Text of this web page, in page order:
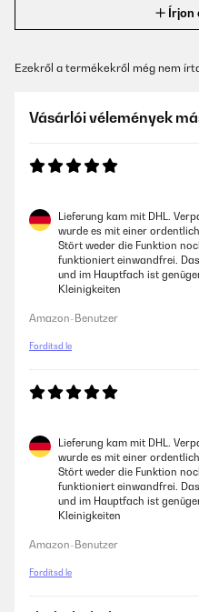
Írjon
Ezekről a termékekről még nem
Vásárlói vélemények
Lieferung kam mit DHL.
wurde es mit einer
Stört weder die Funktion
funktioniert einwandfrei.
und im Hauptfach ist
Kleinigkeiten
Amazon-Benutzer
Fordítsd le
Lieferung kam mit DHL.
wurde es mit einer
Stört weder die Funktion
funktioniert einwandfrei.
und im Hauptfach ist
Kleinigkeiten
Amazon-Benutzer
Fordítsd le